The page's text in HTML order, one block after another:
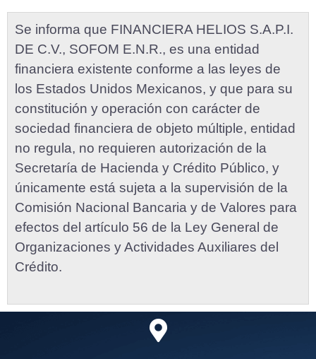
Se informa que FINANCIERA HELIOS S.A.P.I.
DE C.V., SOFOM E.N.R., es una entidad
financiera existente conforme a las leyes de
los Estados Unidos Mexicanos, y que para su
constitución y operación con carácter de
sociedad financiera de objeto múltiple, entidad
no regula, no requieren autorización de la
Secretaría de Hacienda y Crédito Público, y
únicamente está sujeta a la supervisión de la
Comisión Nacional Bancaria y de Valores para
efectos del artículo 56 de la Ley General de
Organizaciones y Actividades Auxiliares del
Crédito.